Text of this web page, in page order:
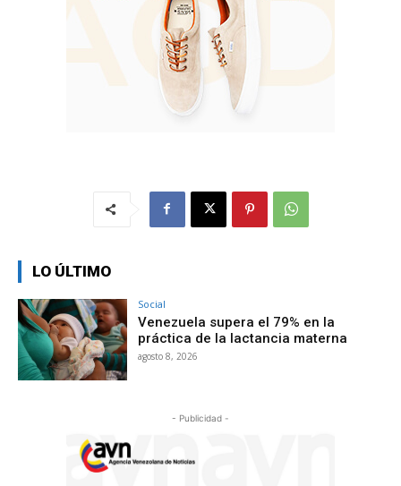
LO ÚLTIMO
Social
Venezuela supera el 79% en la
práctica de la lactancia materna
agosto 8, 2026
- Publicidad -